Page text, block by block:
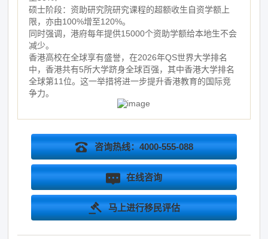
硕士阶段：资助研究院研究课程的超额收生自资学额上
限，亦由100%增至120%。
同时强调，港府每年提供15000个资助学额给本地生不会
减少。
香港高校在全球享有盛誉，在2026年QS世界大学排名
中，香港共有5所大学跻身全球百强，其中香港大学排名
全球第11位。这一举措将进一步提升香港教育的国际竞
争力。
咨询热线：4000-555-088
在线咨询
马上进行移民评估